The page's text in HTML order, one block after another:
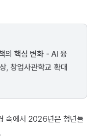
의 핵심 변화 - AI 융
, 창업사관학교 확대
속에서 2026년은 청년들